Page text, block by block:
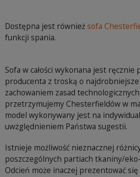
Dostępna jest równieżsofa
funkcji spania.
Sofa w całości wykonana jest ręcznie
producenta z troską o najdrobniejsze
zachowaniem zasad
przetrzymujemy Chesterfieldów w
model wykonywany jest na
uwzględnieniem Państwa sugestii.
Istnieje możliwość nieznacznej
poszczególnych partiach tkaniny/
Odcień może inaczej prezentować się